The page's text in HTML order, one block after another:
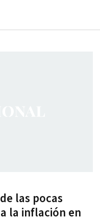
las pocas
la inflación en